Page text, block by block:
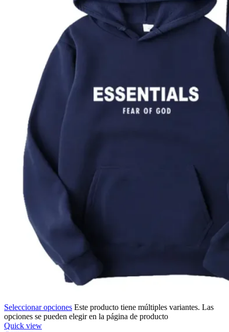
Seleccionar opciones Este producto tiene múltiples variantes. Las
opciones se pueden elegir en la página de producto
Quick view